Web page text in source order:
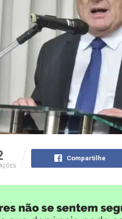
Compartilhe